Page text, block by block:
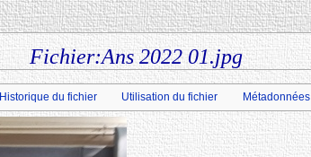
Fichier:Ans 2022 01.jpg
Historique du fichier Utilisation du fichier Métadonnées